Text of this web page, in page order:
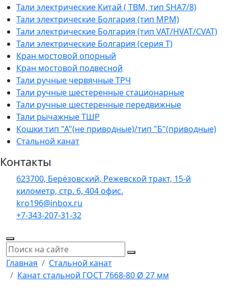
Тали электрические Китай ( TBM, тип SHA7/8)
Тали электрические Болгария (тип МРМ)
Тали электрические Болгария (тип VAT/HVAT/CVAT)
Тали электрические Болгария (серия Т)
Кран мостовой опорный
Кран мостовой подвесной
Тали ручные червячные ТРЧ
Тали ручные шестеренные стационарные
Тали ручные шестеренные передвижные
Тали рычажные ТШР
Кошки тип "А"(не приводные)/тип "Б"(приводные)
Стальной канат
Контакты
623700, Берёзовский, Режевской тракт, 15-й
километр, стр. 6, 404 офис.
kro196@inbox.ru
+7-343-207-31-32
Главная
Стальной канат
Канат стальной ГОСТ 7668-80 Ø 27 мм